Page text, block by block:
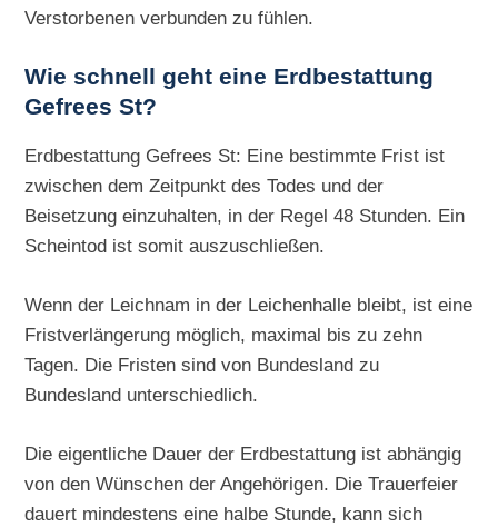
Verstorbenen verbunden zu fühlen.
Wie schnell geht eine Erdbestattung
Gefrees St?
Erdbestattung Gefrees St: Eine bestimmte Frist ist
zwischen dem Zeitpunkt des Todes und der
Beisetzung einzuhalten, in der Regel 48 Stunden. Ein
Scheintod ist somit auszuschließen.
Wenn der Leichnam in der Leichenhalle bleibt, ist eine
Fristverlängerung möglich, maximal bis zu zehn
Tagen. Die Fristen sind von Bundesland zu
Bundesland unterschiedlich.
Die eigentliche Dauer der Erdbestattung ist abhängig
von den Wünschen der Angehörigen. Die Trauerfeier
dauert mindestens eine halbe Stunde, kann sich